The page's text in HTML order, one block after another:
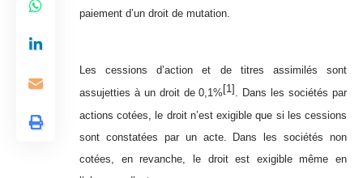
paiement d’un droit de mutation.
Les cessions d’action et de titres assimilés sont
assujetties à un droit de 0,1% [1] . Dans les sociétés par
actions cotées, le droit n’est exigible que si les cessions
sont constatées par un acte. Dans les sociétés non
cotées, en revanche, le droit est exigible même en